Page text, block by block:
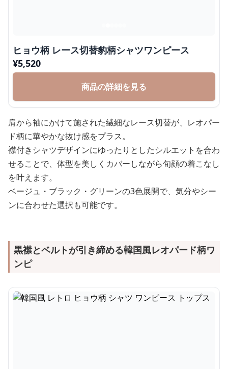
ヒョウ柄 レース切替豹柄シャツワンピース
¥5,520
商品の詳細を見る
肩から袖にかけて施された繊細なレース切替が、レオパー
ド柄に華やかな抜け感をプラス。
襟付きシャツデザインにゆったりとしたシルエットを合わ
せることで、体型を美しくカバーしながら旬顔の着こなし
を叶えます。
ベージュ・ブラック・グリーンの3色展開で、気分やシー
ンに合わせた選択も可能です。
黒襟とベルトが引き締める韓国風レオパード柄ワ
ンピ